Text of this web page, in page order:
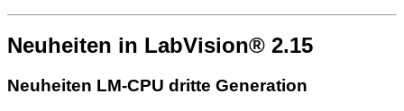
Neuheiten in LabVision® 2.15
Neuheiten LM-CPU dritte Generation